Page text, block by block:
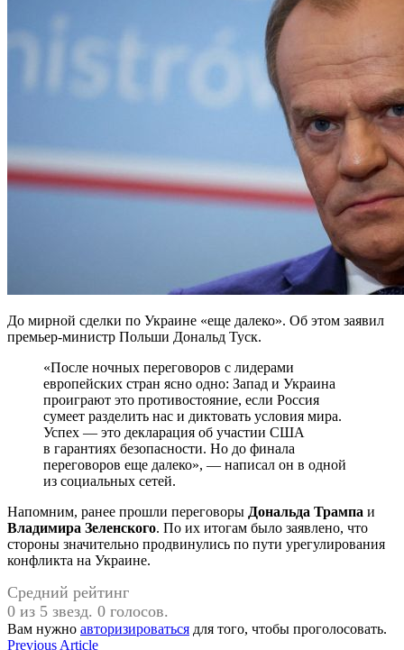
До мирной сделки по Украине «еще далеко». Об этом заявил
премьер-министр Польши Дональд Туск.
«После ночных переговоров с лидерами
европейских стран ясно одно: Запад и Украина
проиграют это противостояние, если Россия
сумеет разделить нас и диктовать условия мира.
Успех — это декларация об участии США
в гарантиях безопасности. Но до финала
переговоров еще далеко», — написал он в одной
из социальных сетей.
Напомним, ранее прошли переговоры Дональда Трампа и
Владимира Зеленского. По их итогам было заявлено, что
стороны значительно продвинулись по пути урегулирования
конфликта на Украине.
Средний рейтинг
0 из 5 звезд. 0 голосов.
Вам нужно авторизироваться для того, чтобы проголосовать.
Previous ArticlePrevious